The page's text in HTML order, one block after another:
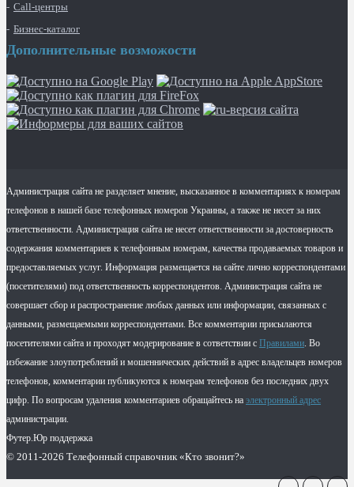
Call-центры
Бизнес-каталог
Дополнительные возможости
Администрация сайта не разделяет мнение, высказанное в комментариях к номерам
телефонов в нашей базе телефонных номеров Украины, а также не несет за них
ответственности. Администрация сайта не несет ответственности за достоверность
содержания комментариев к телефонным номерам, качества продаваемых товаров и
предоставляемых услуг. Информация размещается на сайте лично корреспондентами
(посетителями) под ответственность корреспондентов. Администрация сайта не
совершает сбор и распространение любых данных или информации, связанных с
данными, размещаемыми корреспондентами. Все комментарии присылаются
посетителями сайта и проходят модерирование в сответствии с Правилами. Во
избежание злоупотреблений и мошеннических действий в адрес владельцев номеров
телефонов, комментарии публикуются к номерам телефонов без последних двух
цифр. По вопросам удаления комментариев обращайтесь на электронный адрес
администрации.
Футер.Юр поддержка
© 2011-2026 Телефонный справочник «Кто звонит?»